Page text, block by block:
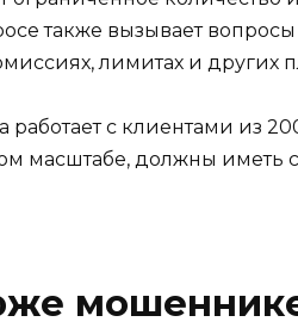
также вызывает
лимитах и других
работает с клиентами из
масштабе, должны иметь